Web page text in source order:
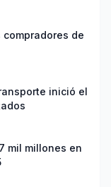
compradores de
inició el
mil millones en